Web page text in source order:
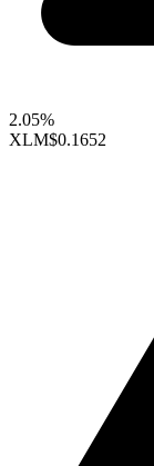
2.05%
XLM$0.1652